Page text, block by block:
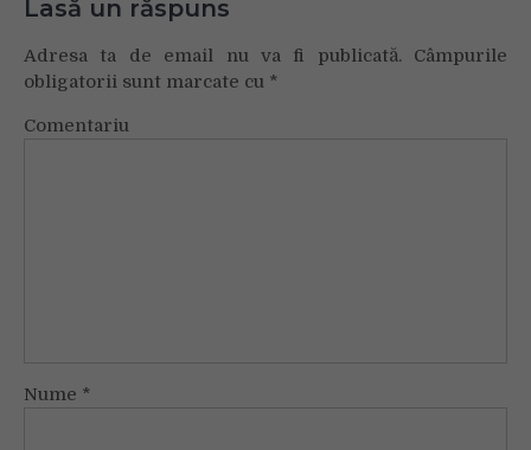
Lasă un răspuns
Adresa ta de email nu va fi publicată.Câmpurile
obligatorii sunt marcate cu *
Comentariu
Nume *